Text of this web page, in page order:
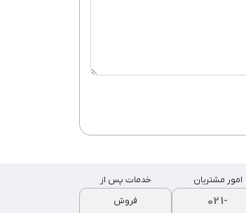
021-
امور مشتریان
خدمات پس از
فروش